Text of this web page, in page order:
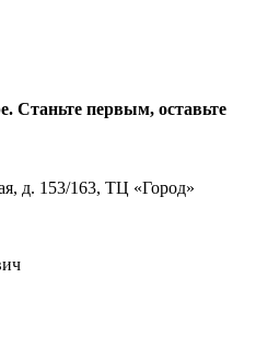
Станьте первым, оставьте
д. 153/163, ТЦ «Город»